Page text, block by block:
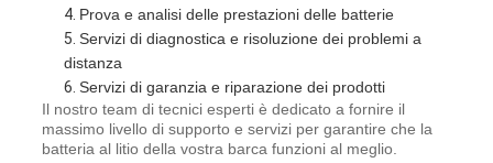
Prova e analisi delle prestazioni delle batterie
Servizi di diagnostica e risoluzione dei problemi a
distanza
Servizi di garanzia e riparazione dei prodotti
Il nostro team di tecnici esperti è dedicato a fornire il
massimo livello di supporto e servizi per garantire che la
batteria al litio della vostra barca funzioni al meglio.